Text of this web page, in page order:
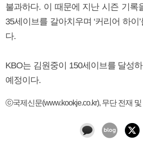
불과하다. 이 때문에 지난 시즌 기록
35세이브를 갈아치우며 ‘커리어 하이
다.
KBO는 김원중이 150세이브를 달성
예정이다.
ⓒ국제신문(www.kookje.co.kr), 무단 전재